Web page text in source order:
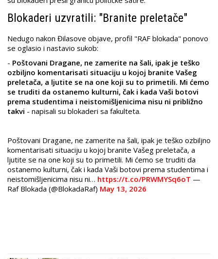
Blokaderi uzvratili: "Branite preletače"
Nedugo nakon Đilasove objave, profil "RAF blokada" ponovo
se oglasio i nastavio sukob:
- Poštovani Dragane, ne zamerite na šali, ipak je teško
ozbiljno komentarisati situaciju u kojoj branite Vašeg
preletača, a ljutite se na one koji su to primetili. Mi ćemo
se truditi da ostanemo kulturni, čak i kada Vaši botovi
prema studentima i neistomišljenicima nisu ni približno
takvi - napisali su blokaderi sa fakulteta.
Poštovani Dragane, ne zamerite na šali, ipak je teško ozbiljno
komentarisati situaciju u kojoj branite Vašeg preletača, a
ljutite se na one koji su to primetili. Mi ćemo se truditi da
ostanemo kulturni, čak i kada Vaši botovi prema studentima i
neistomišljenicima nisu ni… https://t.co/PRWMYSq6oT —
Raf Blokada (@BlokadaRaf) May 13, 2026